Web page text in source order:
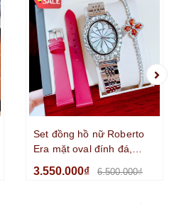
Set đồng hồ nữ Roberto
Era mặt oval đính đá,
khảm xà cừ lấp lánh, size
33mm RE2200
3.550.000₫ 6.500.000₫